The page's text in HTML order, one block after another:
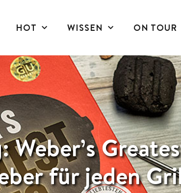
HOT WISSEN ON TOUR
für jeden